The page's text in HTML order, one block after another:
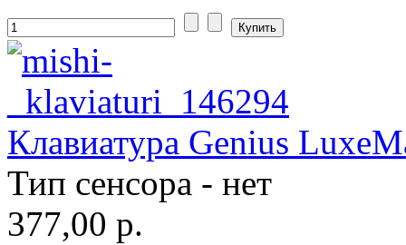
Клавиатура Genius
Тип сенсора - нет
377,00 р.